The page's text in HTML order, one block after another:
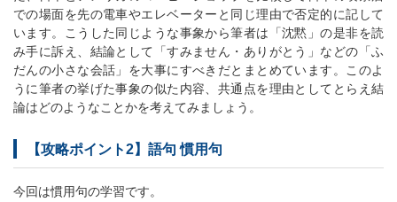
での場面を先の電車やエレベーターと同じ理由で否定的に記して
います。こうした同じような事象から筆者は「沈黙」の是非を読
み手に訴え、結論として「すみません・ありがとう」などの「ふ
だんの小さな会話」を大事にすべきだとまとめています。このよ
うに筆者の挙げた事象の似た内容、共通点を理由としてとらえ結
論はどのようなことかを考えてみましょう。
【攻略ポイント2】語句 慣用句
今回は慣用句の学習です。